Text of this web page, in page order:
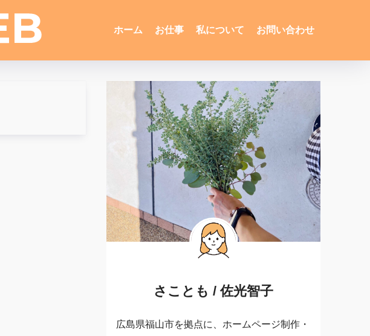
ホーム お仕事 私について お問い合わせ
さことも / 佐光智子
広島県福山市を拠点に、ホームページ制作・